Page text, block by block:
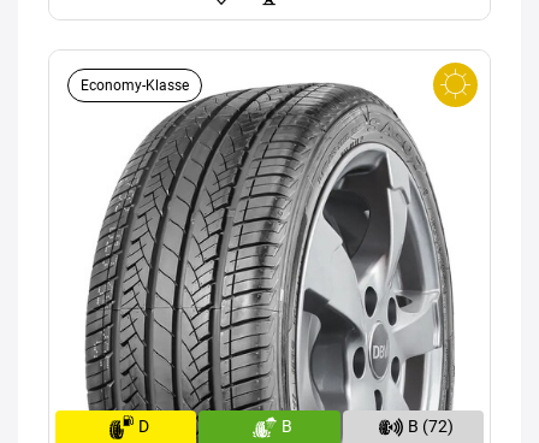
Economy-Klasse
D B B (72)